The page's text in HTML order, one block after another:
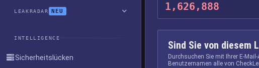
LEAKRADAR NEU
INTELLIGENCE
Sicherheitslücken
1,626,888
Sind Sie von diesem
Durchsuchen Sie mit Ihrer E-
Benutzernamen alle von